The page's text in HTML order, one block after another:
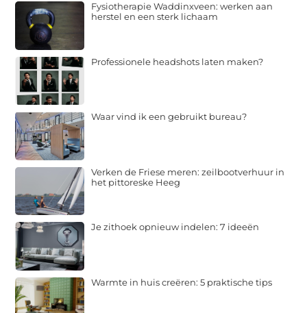
Fysiotherapie Waddinxveen: werken aan
herstel en een sterk lichaam
Professionele headshots laten maken?
Waar vind ik een gebruikt bureau?
Verken de Friese meren: zeilbootverhuur in
het pittoreske Heeg
Je zithoek opnieuw indelen: 7 ideeën
Warmte in huis creëren: 5 praktische tips